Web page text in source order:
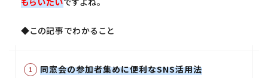
◆この記事でわかること
同窓会の参加者集めに便利なSNS活用法